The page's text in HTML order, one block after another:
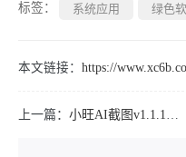
标签： 系统应用 绿色
本文链接： https://
上一篇： 小旺AI截图v1.1.1一款截图录屏全能神器